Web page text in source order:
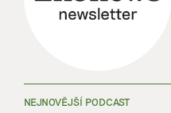
NEJNOVĚJŠÍ PODCAST